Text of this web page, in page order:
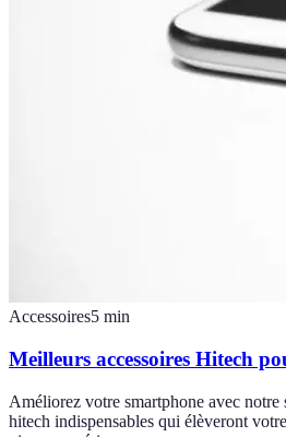
Accessoires5 min
Meilleurs accessoires Hitech
Améliorez votre smartphone avec notre
hitech indispensables qui élèveront